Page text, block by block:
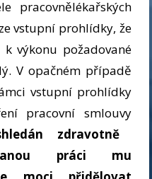
pracovnělékařských
vstupní prohlídky, že
výkonu požadované
V opačném případě
vstupní prohlídky
pracovní smlouvy
zdravotně
práci mu